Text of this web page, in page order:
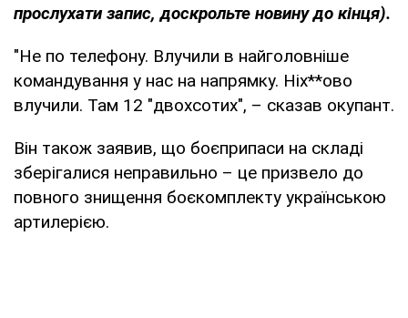
прослухати запис, доскрольте новину до кінця).
"Не по телефону. Влучили в найголовніше
командування у нас на напрямку. Ніх**ово
влучили. Там 12 "двохсотих", – сказав окупант.
Він також заявив, що боєприпаси на складі
зберігалися неправильно – це призвело до
повного знищення боєкомплекту українською
артилерією.